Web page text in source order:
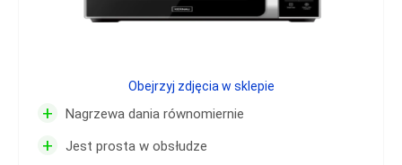
+ Nagrzewa dania równomiernie
+ Jest prosta w obsłudze
Obejrzyj zdjęcia w sklepie